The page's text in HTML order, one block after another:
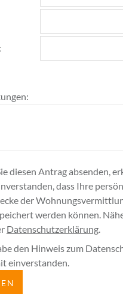
diesen Antrag absenden,
dass Ihre
der
werden können.
Datenschutzerklärung.
den Hinweis zum
einverstanden.